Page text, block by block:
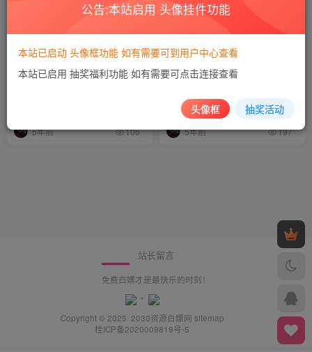
三六零 2021 年上半年营收同
5年前 106
雁工云完成千万级别 PreA 轮
代升级
值得一看
5年前 197
站长留言
免费白嫖才是最快乐的时刻！
Copyright © 2025· 2030资源白嫖网 sitemap
桂ICP备2020009819号-5
公告:本站启用 头像挂件功能
本站已启动 头像框功能 如有需要可到用户中心查看
本站已启用 抽奖福利功能 如有需要可点击连接查看
头像框 抽奖活动